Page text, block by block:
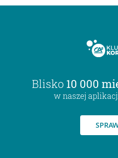
Blisko 10 000
w naszej